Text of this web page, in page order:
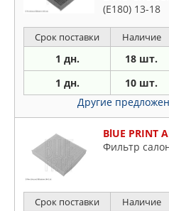
(E180) 13-18
Срок поставки Наличие
1 дн. 18 шт.
1 дн. 10 шт.
Другие
BlUE PRINT
Фильтр
Срок поставки Наличие